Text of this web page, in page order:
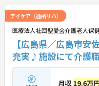
デイケア（通所リハ）
医療法人社団聖愛会介護老人保
【広島県／広島市
充実♪施設にて介護
月収 19.6万